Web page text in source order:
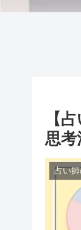
【
思考
占い